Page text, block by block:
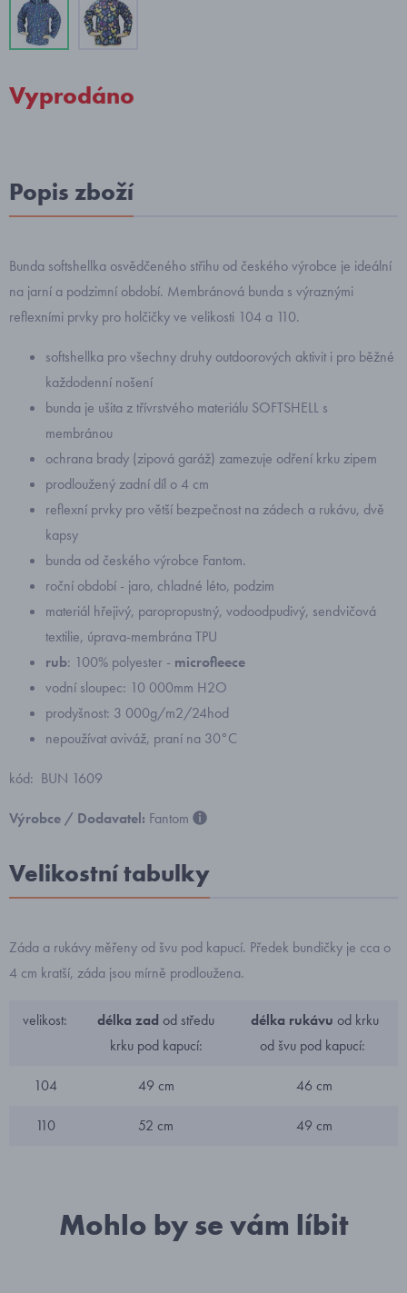
Vyprodáno
Popis zboží
Bunda softshellka osvědčeného střihu od českého výrobce je ideální
na jarní a podzimní období. Membránová bunda s výraznými
reflexními prvky pro holčičky ve velikosti 104 a 110.
softshellka pro všechny druhy outdoorových aktivit i pro běžné
každodenní nošení
bunda je ušita z třívrstvého materiálu SOFTSHELL s
membránou
ochrana brady (zipová garáž) zamezuje odření krku zipem
prodloužený zadní díl o 4 cm
reflexní prvky pro větší bezpečnost na zádech a rukávu, dvě
kapsy
bunda od českého výrobce Fantom.
roční období - jaro, chladné léto, podzim
materiál hřejivý, paropropustný, vodoodpudivý, sendvičová
textilie, úprava-membrána TPU
rub: 100% polyester - microfleece
vodní sloupec: 10 000mm H2O
prodyšnost: 3 000g/m2/24hod
nepoužívat aviváž, praní na 30°C
kód: BUN 1609
Výrobce / Dodavatel: Fantom
Velikostní tabulky
Záda a rukávy měřeny od švu pod kapucí. Předek bundičky je cca o
4 cm kratší, záda jsou mírně prodloužena.
velikost: délka zad od středu
krku pod kapucí:
délka rukávu od krku
od švu pod kapucí:
104 49 cm 46 cm
110 52 cm 49 cm
Mohlo by se vám líbit